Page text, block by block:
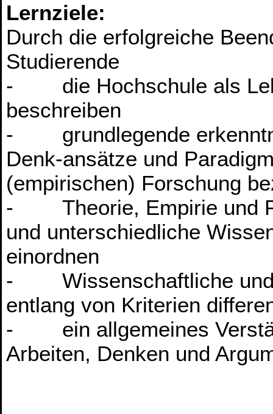
Lernziele:
Durch die erfolgreiche
Studierende
- die Hochschule als
beschreiben
- grundlegende
Denk-ansätze und
(empirischen) Forschung
- Theorie, Empirie und
und unterschiedliche
einordnen
- Wissenschaftliche und
entlang von Kriterien
- ein allgemeines
Arbeiten, Denken und